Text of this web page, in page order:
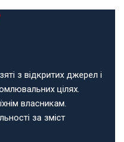
з відкритих джерел і
цілях.
власникам.
за зміст